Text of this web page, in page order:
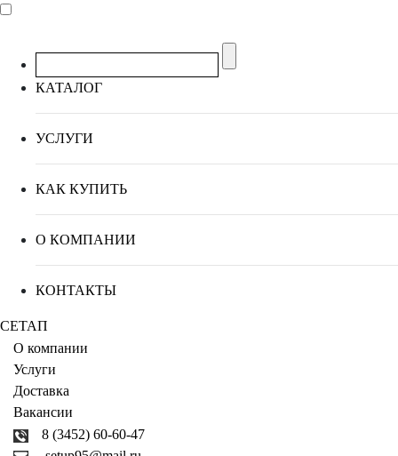
КАТАЛОГ
УСЛУГИ
КАК КУПИТЬ
О КОМПАНИИ
КОНТАКТЫ
СЕТАП
О компании
Услуги
Доставка
Вакансии
8 (3452) 60-60-47